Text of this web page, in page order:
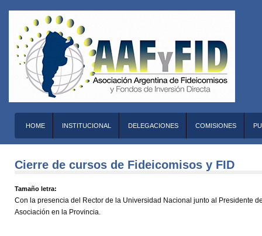
HOME INSTITUCIONAL DELEGACIONES COMISIONES
Cierre de cursos de Fideicomisos y FID
Tamaño letra:
Con la presencia del Rector de la Universidad Nacional junto al Presidente
Asociación en la Provincia.